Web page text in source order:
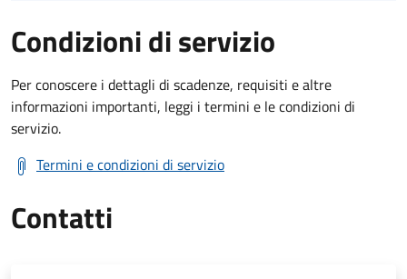
Condizioni di servizio
Per conoscere i dettagli di scadenze, requisiti e altre
informazioni importanti, leggi i termini e le condizioni di
servizio.
Termini e condizioni di servizio
Contatti